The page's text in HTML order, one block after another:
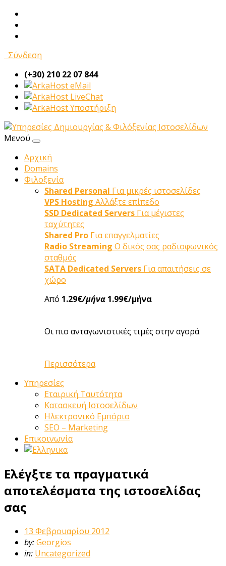
Σύνδεση
(+30) 210 22 07 844
eMail
LiveChat
Υποστήριξη
Μενού
Αρχική
Domains
Φιλοξενία
Shared Personal Για μικρές ιστοσελίδες
VPS Hosting Αλλάξτε επίπεδο
SSD Dedicated Servers Για μέγιστες
ταχύτητες
Shared Pro Για επαγγελματίες
Radio Streaming Ο δικός σας ραδιοφωνικός
σταθμός
SATA Dedicated Servers Για απαιτήσεις σε
χώρο
Από 1.29€/μήνα 1.99€/μήνα
Οι πιο ανταγωνιστικές τιμές στην αγορά
Περισσότερα
Υπηρεσίες
Εταιρική Ταυτότητα
Κατασκευή Ιστοσελίδων
Ηλεκτρονικό Εμπόριο
SEO – Marketing
Επικοινωνία
Ελέγξτε τα πραγματικά
αποτελέσματα της ιστοσελίδας
σας
13 Φεβρουαρίου 2012
by:Georgios
in: Uncategorized